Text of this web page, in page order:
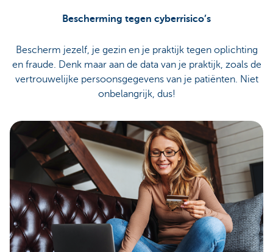
Bescherming tegen cyberrisico’s
Bescherm jezelf, je gezin en je praktijk tegen oplichting
en fraude. Denk maar aan de data van je praktijk, zoals de
vertrouwelijke persoonsgegevens van je patiënten. Niet
onbelangrijk, dus!